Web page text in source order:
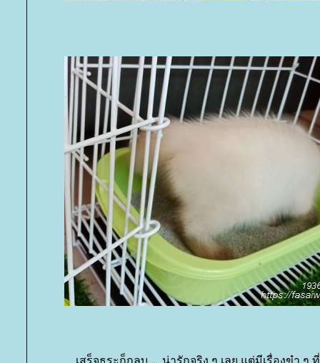
เสร็จธุระก็กลบ ... น่ารักจริง ๆ เลย แต่มีเรื่องขำ